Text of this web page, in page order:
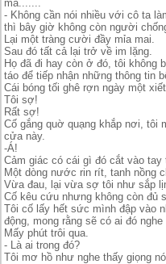
mà.......
- Không cần nói nhiều với cô ta
thì bây giờ không còn người
Lại một tràng cười đầy mỉa mai.
Sau đó tất cả lại trở về im lặng.
Họ đã đi hay còn ở đó, tôi không
táo để tiếp nhận những thông tin
Cái bóng tối ghê rợn ngày một
Tôi sợ!
Rất sợ!
Cố gắng quờ quạng khắp nơi, tôi
cửa này.
-Á!
Cảm giác có cái gì đó cắt vào tay
Một dòng nước rin rít, tanh nồng
Vừa đau, lại vừa sợ tôi như sắp
Cố kêu cứu nhưng không còn đủ
Tôi cố lấy hết sức mình đập vào
động, mong rằng sẽ có ai đó nghe
Mấy phút trôi qua.
- Là ai trong đó?
Tôi mơ hồ như nghe thấy giọng